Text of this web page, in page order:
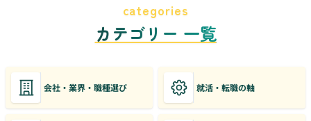
categories
カテゴリー 一覧
会社・業界・職種選び 就活・転職の軸